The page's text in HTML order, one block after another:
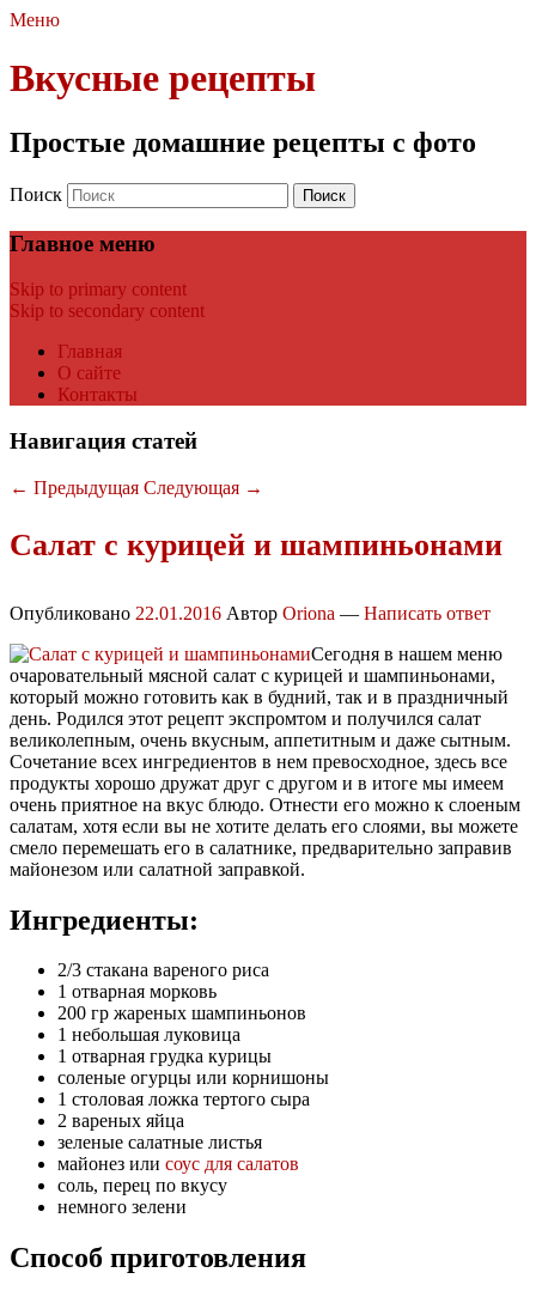
Меню
Вкусные рецепты
Простые домашние рецепты с фото
Поиск
Главное меню
Skip to primary content
Skip to secondary content
Главная
О сайте
Контакты
Навигация статей
← Предыдущая Следующая →
Салат с курицей и шампиньонами
Опубликовано 22.01.2016 Автор Oriona — Написать ответ
Сегодня в нашем меню
очаровательный мясной салат с курицей и шампиньонами,
который можно готовить как в будний, так и в праздничный
день. Родился этот рецепт экспромтом и получился салат
великолепным, очень вкусным, аппетитным и даже сытным.
Сочетание всех ингредиентов в нем превосходное, здесь все
продукты хорошо дружат друг с другом и в итоге мы имеем
очень приятное на вкус блюдо. Отнести его можно к слоеным
салатам, хотя если вы не хотите делать его слоями, вы можете
смело перемешать его в салатнике, предварительно заправив
майонезом или салатной заправкой.
Ингредиенты:
2/3 стакана вареного риса
1 отварная морковь
200 гр жареных шампиньонов
1 небольшая луковица
1 отварная грудка курицы
соленые огурцы или корнишоны
1 столовая ложка тертого сыра
2 вареных яйца
зеленые салатные листья
майонез или соус для салатов
соль, перец по вкусу
немного зелени
Способ приготовления